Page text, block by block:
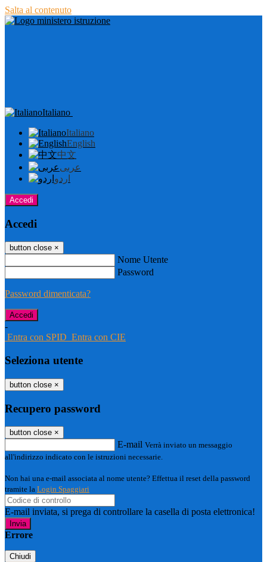
Salta al contenuto
Italiano
Italiano
English
中文
عربى
اردو
Accedi
Accedi
button close ×
Nome Utente
Password
Password dimenticata?
-
Entra con SPID Entra con CIE
Seleziona utente
button close ×
Recupero password
button close ×
E-mail Verrà inviato un messaggio
all'indirizzo indicato con le istruzioni necessarie.
Non hai una e-mail associata al nome utente? Effettua il reset della password
tramite la Login Spaggiari
E-mail inviata, si prega di controllare la casella di posta elettronica!
Errore
Chiudi